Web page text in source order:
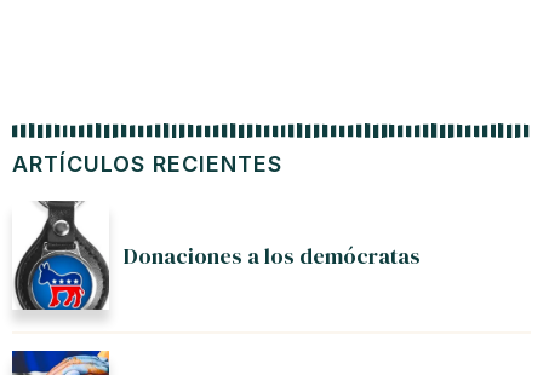
ARTÍCULOS RECIENTES
Donaciones a los demócratas